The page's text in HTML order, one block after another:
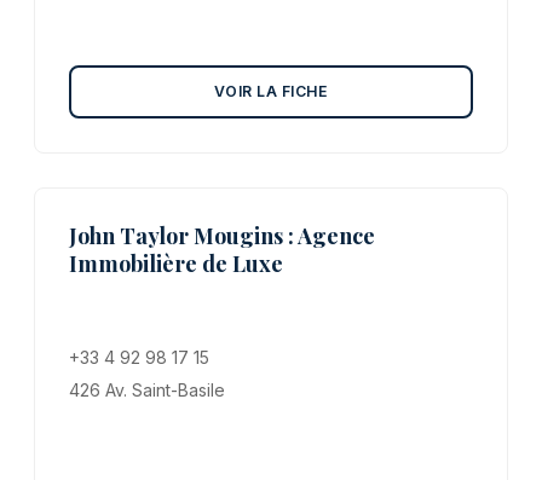
VOIR LA FICHE
John Taylor Mougins : Agence
Immobilière de Luxe
+33 4 92 98 17 15
426 Av. Saint-Basile